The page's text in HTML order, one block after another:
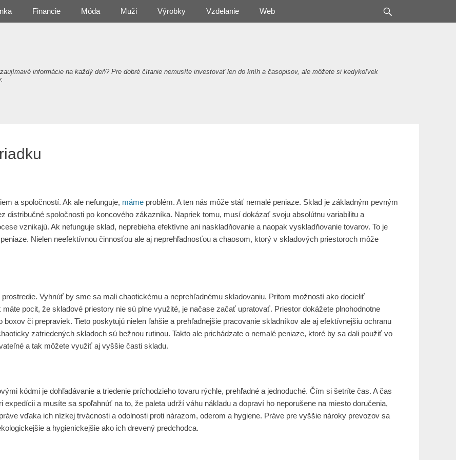
informácie na každý deň? Pre dobré čítanie nemusíte investovať len do kníh a časopisov, ale môžete si kedykoľvek
Financie Móda Muži Výrobky Vzdelanie Web
a spoločností. Ak ale nefunguje, máme problém. A ten nás môže stáť nemalé peniaze. Sklad je základným pevným
distribučné spoločnosti po koncového zákazníka. Napriek tomu, musí dokázať svoju absolútnu variabilitu a
vznikajú. Ak nefunguje sklad, neprebieha efektívne ani naskladňovanie a naopak vyskladňovanie tovarov. To je
Nielen neefektívnou činnosťou ale aj neprehľadnosťou a chaosom, ktorý v skladových priestoroch môže
Vyhnúť by sme sa mali chaotickému a neprehľadnému skladovaniu. Pritom možností ako docieliť
pocit, že skladové priestory nie sú plne využité, je načase začať upratovať. Priestor dokážete plnohodnotne
či prepraviek. Tieto poskytujú nielen ľahšie a prehľadnejšie pracovanie skladníkov ale aj efektívnejšiu ochranu
zatriedených skladoch sú bežnou rutinou. Takto ale prichádzate o nemalé peniaze, ktoré by sa dali použiť vo
a tak môžete využiť aj vyššie časti skladu.
kódmi je dohľadávanie a triedenie príchodzieho tovaru rýchle, prehľadné a jednoduché. Čím si šetríte čas. A čas
expedícii a musíte sa spoľahnúť na to, že paleta udrží váhu nákladu a dopraví ho neporušene na miesto doručenia,
vďaka ich nízkej trvácnosti a odolnosti proti nárazom, oderom a hygiene. Práve pre vyššie nároky prevozov sa
a hygienickejšie ako ich drevený predchodca.